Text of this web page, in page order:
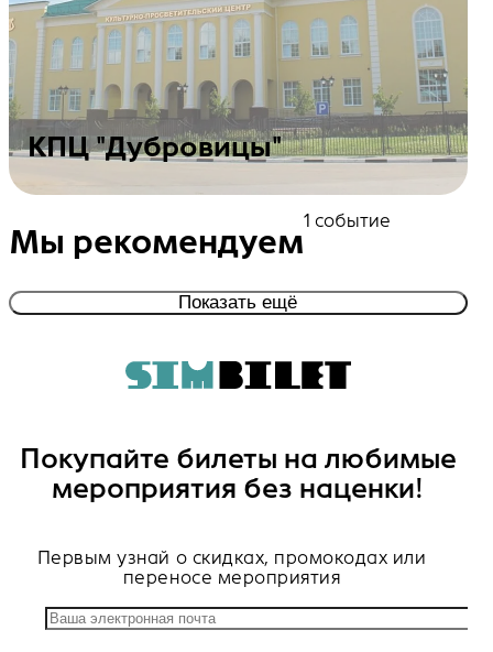
КПЦ "Дубровицы"
Мы рекомендуем
1 событие
Показать ещё
Покупайте билеты на любимые
мероприятия без наценки!
Первым узнай о скидках, промокодах или
переносе мероприятия